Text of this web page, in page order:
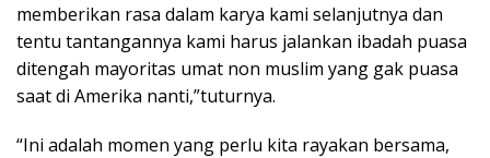
memberikan rasa dalam karya kami selanjutnya dan
tentu tantangannya kami harus jalankan ibadah puasa
ditengah mayoritas umat non muslim yang gak puasa
saat di Amerika nanti,”tuturnya.
“Ini adalah momen yang perlu kita rayakan bersama,